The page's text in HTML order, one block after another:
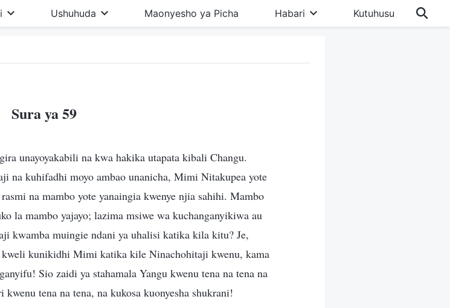
Ushuhuda Maonyesho ya Picha Habari Kutuhusu
Sura ya 59
unayoyakabili na kwa hakika utapata kibali Changu.
na kuhifadhi moyo ambao unanicha, Mimi Nitakupea yote
na mambo yote yanaingia kwenye njia sahihi. Mambo
la mambo yajayo; lazima msiwe wa kuchanganyikiwa au
kwamba muingie ndani ya uhalisi katika kila kitu? Je,
kunikidhi Mimi katika kile Ninachohitaji kwenu, kama
Sio zaidi ya stahamala Yangu kwenu tena na tena na
tena na tena, na kukosa kuonyesha shukrani!